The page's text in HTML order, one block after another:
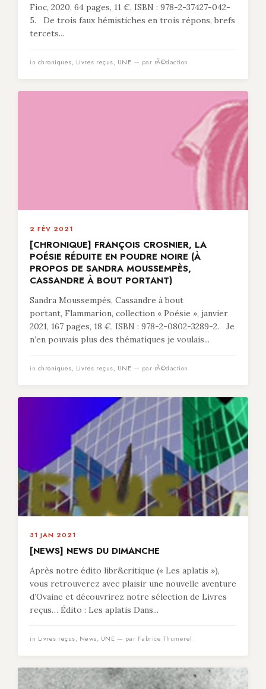
Fioc, 2020, 64 pages, 11 €, ISBN : 978-2-37427-042-
5. De trois faux hémistiches en trois répons, brefs
tercets...
in chroniques, Livres reçus, UNE — par rÃ©daction
2 FÉV 2021
[CHRONIQUE] FRANÇOIS CROSNIER, LA
POÉSIE RÉDUITE EN POUDRE NOIRE (À
PROPOS DE SANDRA MOUSSEMPÈS,
CASSANDRE À BOUT PORTANT)
Sandra Moussempès, Cassandre à bout
portant, Flammarion, collection « Poésie », janvier
2021, 167 pages, 18 €, ISBN : 978-2-0802-3289-2. Je
n’en pouvais plus des thématiques je voulais...
in chroniques, Livres reçus, UNE — par rÃ©daction
31 JAN 2021
[NEWS] NEWS DU DIMANCHE
Après notre édito libr&critique (« Les aplatis »),
vous retrouverez avec plaisir une nouvelle aventure
d’Ovaine et découvrirez notre sélection de Livres
reçus… Édito : Les aplatis Dans...
in Livres reçus, News, UNE — par Fabrice Thumerel